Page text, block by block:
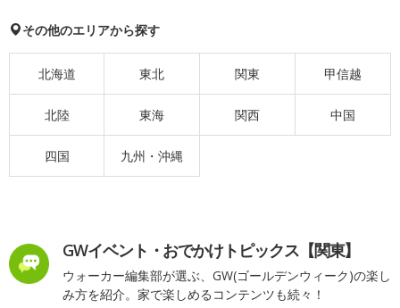
その他のエリアから探す
北海道 東北 関東 甲信越
北陸 東海 関西 中国
四国 九州・沖縄
GWイベント・おでかけトピックス【関東】
ウォーカー編集部が選ぶ、GW(ゴールデンウィーク)の楽し
み方を紹介。家で楽しめるコンテンツも続々！